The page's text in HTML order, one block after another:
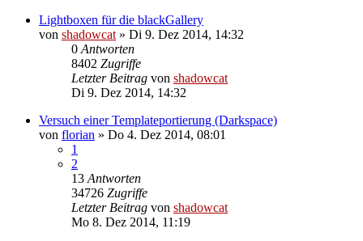
Lightboxen für die blackGallery
von shadowcat » Di 9. Dez 2014, 14:32
0 Antworten
8402 Zugriffe
Letzter Beitrag von shadowcat
Di 9. Dez 2014, 14:32
Versuch einer Templateportierung (Darkspace)
von florian » Do 4. Dez 2014, 08:01
1
2
13 Antworten
34726 Zugriffe
Letzter Beitrag von shadowcat
Mo 8. Dez 2014, 11:19